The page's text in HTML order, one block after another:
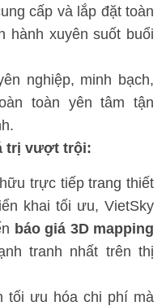
cấp và lắp đặt toàn
hành xuyên suốt buổi
nghiệp, minh bạch,
toàn yên tâm tận
trị vượt trội:
trực tiếp trang thiết
khai tối ưu, VietSky
báo giá 3D mapping
tranh nhất trên thị
tối ưu hóa chi phí mà